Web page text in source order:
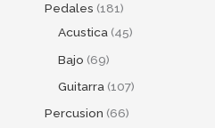
Pedales 181
Acustica 45
Bajo 69
Guitarra 107
Percusion 66